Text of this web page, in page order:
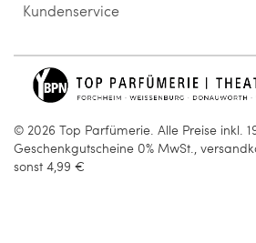
Kundenservice
info@topparfuemerie.de
© 2026 Top Parfümerie. Alle Preise inkl.
Geschenkgutscheine 0% MwSt.,
sonst 4,99 €